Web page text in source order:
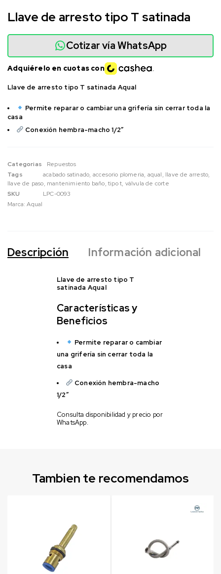
Llave de arresto tipo T satinada
Llave de arresto tipo T satinada Aqual
Permite reparar o cambiar una grifería sin cerrar toda la
casa
Conexión hembra-macho 1/2″
Cotizar vía WhatsApp
Adquiérelo en cuotas con
Categorias
Repuestos
Tags
acabado satinado, accesorio plomeria, aqual, llave de arresto,
llave de paso, mantenimiento baño,tipo t, válvula de corte
SKU
LPC-0093
Marca:Aqual
Descripción Información adicional
Llave de arresto tipo T
satinada Aqual
Características y
Beneficios
Permite reparar o cambiar
una grifería sin cerrar toda la
casa
Conexión hembra-macho
1/2″
Consulta disponibilidad y precio por
WhatsApp.
Tambien te recomendamos